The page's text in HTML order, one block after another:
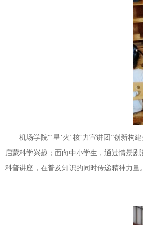
机场学院“‘星’火‘核’力宣讲团”创新
启蒙科学兴趣；面向中小学生，通过情景
科普讲座，在普及知识的同时传递精神力